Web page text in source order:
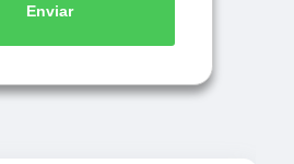
Enviar